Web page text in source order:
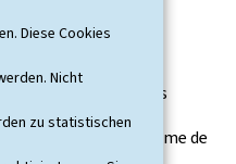
Diese Cookies
Nicht
zu statistischen
déjeuner avec les
, un système de